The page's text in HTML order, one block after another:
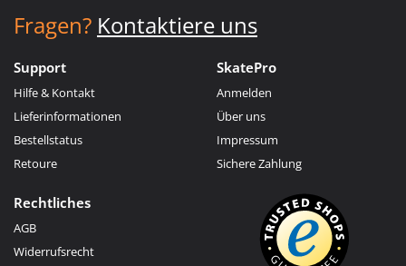
Fragen? Kontaktiere uns
Support
Hilfe & Kontakt
Lieferinformationen
Bestellstatus
Retoure
SkatePro
Anmelden
Über uns
Impressum
Sichere Zahlung
Rechtliches
AGB
Widerrufsrecht